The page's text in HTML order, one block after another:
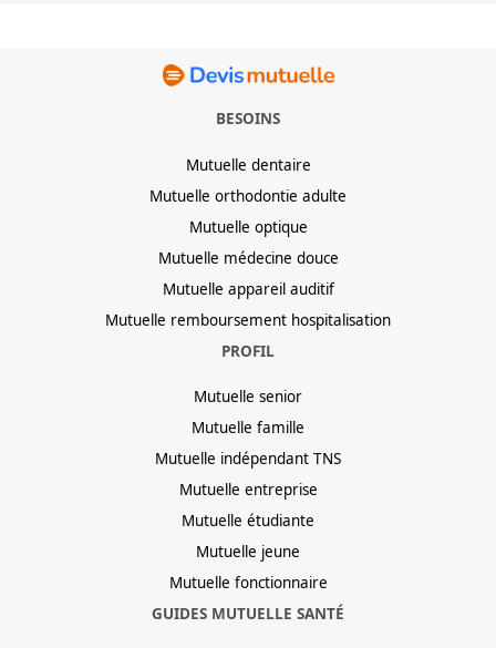
BESOINS
Mutuelle dentaire
Mutuelle orthodontie adulte
Mutuelle optique
Mutuelle médecine douce
Mutuelle appareil auditif
Mutuelle remboursement hospitalisation
PROFIL
Mutuelle senior
Mutuelle famille
Mutuelle indépendant TNS
Mutuelle entreprise
Mutuelle étudiante
Mutuelle jeune
Mutuelle fonctionnaire
GUIDES MUTUELLE SANTÉ